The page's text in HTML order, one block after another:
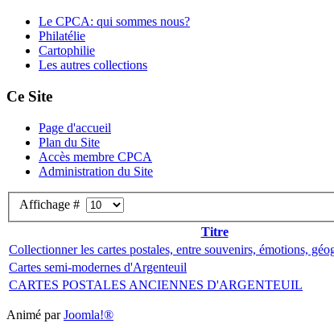
Le CPCA: qui sommes nous?
Philatélie
Cartophilie
Les autres collections
Ce Site
Page d'accueil
Plan du Site
Accès membre CPCA
Administration du Site
Affichage #
Titre
Collectionner les cartes postales, entre souvenirs, émotions,
Cartes semi-modernes d'Argenteuil
CARTES POSTALES ANCIENNES D'ARGENTEUIL
Animé parJoomla!®